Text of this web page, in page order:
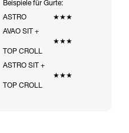
Beispiele für Gurte:
ASTRO
★★★
AVAO SIT +
TOP CROLL
★★★
ASTRO SIT +
TOP CROLL
★★★